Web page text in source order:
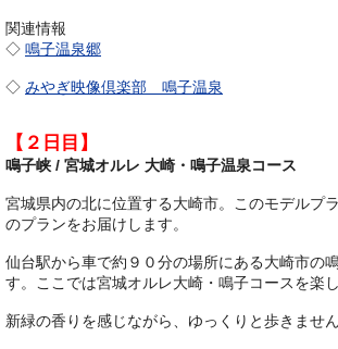
関連情報
◇ 鳴子温泉郷
◇ みやぎ映像倶楽部 鳴子温泉
【２日目】
鳴子峡 / 宮城オルレ 大崎・鳴子温泉コース
宮城県内の北に位置する大崎市。このモデルプ
のプランをお届けします。
仙台駅から車で約９０分の場所にある大崎市の
す。ここでは宮城オルレ大崎・鳴子コースを楽し
新緑の香りを感じながら、ゆっくりと歩きませ